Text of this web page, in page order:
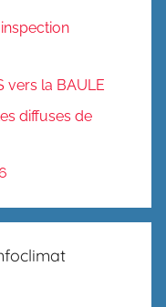
vers la BAULE
diffuses de